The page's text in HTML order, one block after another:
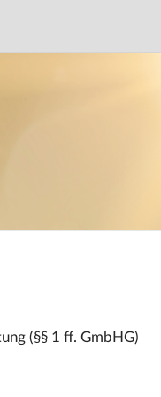
(§§ 1 ff. GmbHG)